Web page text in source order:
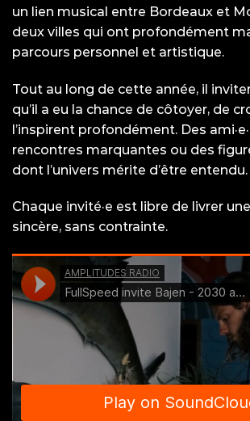
un lien musical entre Bordeaux et
deux villes qui ont profondément
parcours personnel et artistique.
Tout au long de cette année, il
qu’il a eu la chance de côtoyer, de
l’inspirent profondément. Des
rencontres marquantes ou des
dont l’univers mérite d’être entendu.
Chaque invité·e est libre de livrer
sincère, sans contrainte.